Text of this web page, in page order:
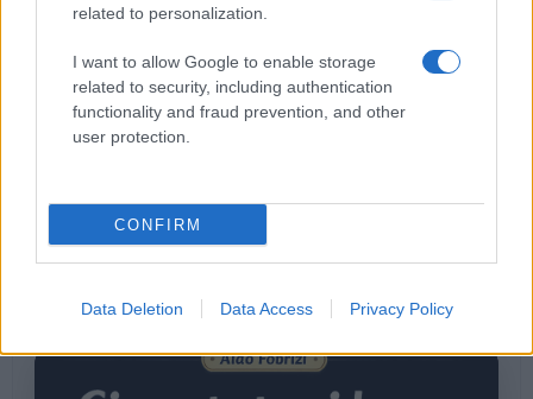
related to personalization.
I want to allow Google to enable storage
related to security, including authentication
functionality and fraud prevention, and other
user protection.
CONFIRM
Data Deletion Data Access Privacy Policy
Incendio a Valleranello: esplosioni e il grido d’allerta
sulla sicurezza dei ristoranti
LE PREVISIONI
Storie meteo di oggi
Le Previsioni